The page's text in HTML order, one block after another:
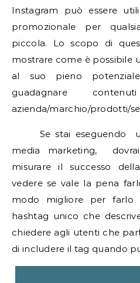
Instagram può essere
promozionale per
piccola. Lo scopo di
mostrare come è possibile
al suo pieno
guadagnare
azienda/marchio/prodotti/
Se stai eseguendo
media marketing,
misurare il successo
vedere se vale la pena
modo migliore per
hashtag unico che
chiedere agli utenti che
di includere il tag quando